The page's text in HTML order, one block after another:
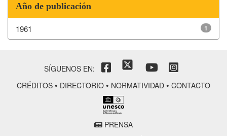
Año de publicación
1
1961
SÍGUENOS EN:
CRÉDITOS • DIRECTORIO • NORMATIVIDAD • CONTACTO
PRENSA